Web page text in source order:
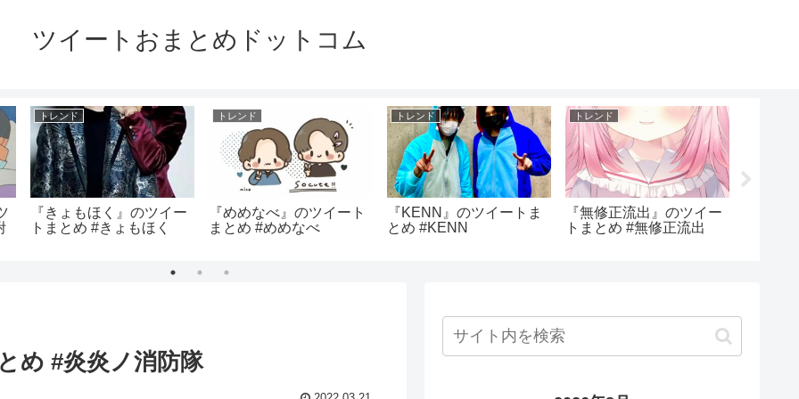
ツイートおまとめドットコム
トレンド
『きょもほく』のツイー
トまとめ #きょもほく
トレンド
『めめなべ』のツイート
まとめ #めめなべ
トレンド
『KENN』のツイートま
とめ #KENN
トレンド
『無修正流出』のツイー
トまとめ #無修正流出
め #炎炎ノ消防隊